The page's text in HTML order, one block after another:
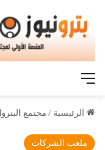
القائمة
الرئيسية / مجتمع
ملعب الشركات